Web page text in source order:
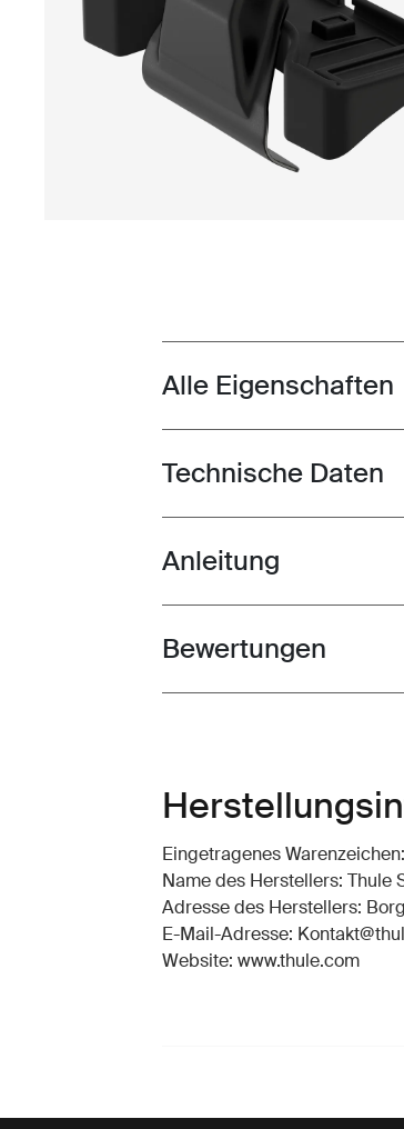
Toggle features
Alle Eigenschaften
Toggle techspec
Technische Daten
Toggle guides and
Anleitung
Toggle overview
Bewertungen
Eingetragenes
Name des Herstellers: Thule
Adresse des Herstellers:
E-Mail-Adresse:
Website: www.thule.com